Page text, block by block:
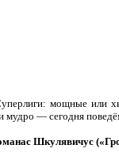
мощные или
мудро — сегодня
Шкулявичус